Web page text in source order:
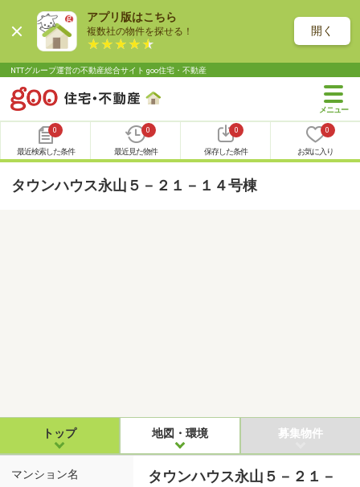
アプリ版はこちら
複数社の物件を探せる！ 開く
NTTグループ運営の不動産総合サイト goo住宅・不動産
0
最近検索した条件
0
最近見た物件
0
保存した条件
0
お気に入り
タウンハウス永山５－２１－１４号棟
トップ 地図・環境 募集物件
マンション名
タウンハウス永山５－２１－